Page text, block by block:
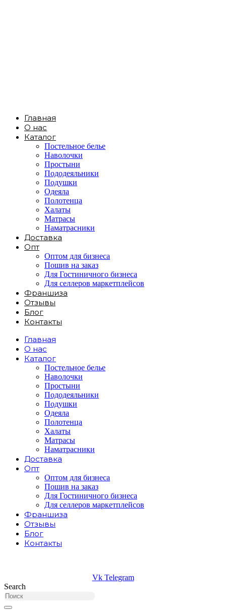
Главная
О нас
Каталог
Постельное белье
Наволочки
Простыни
Пододеяльники
Подушки
Одеяла
Полотенца
Халаты
Матрасы
Наматрасники
Доставка
Опт
Оптом для бизнеса
Пошив на заказ
Для Гостиничного бизнеса
Для селлеров маркетплейсов
Франшиза
Отзывы
Блог
Контакты
Главная
О нас
Каталог
Постельное белье
Наволочки
Простыни
Пододеяльники
Подушки
Одеяла
Полотенца
Халаты
Матрасы
Наматрасники
Доставка
Опт
Оптом для бизнеса
Пошив на заказ
Для Гостиничного бизнеса
Для селлеров маркетплейсов
Франшиза
Отзывы
Блог
Контакты
Vk Telegram
Search